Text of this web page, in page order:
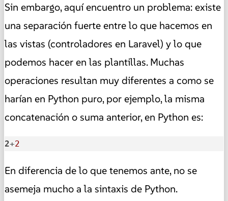
Sin embargo, aquí encuentro un problema: existe
una separación fuerte entre lo que hacemos en
las vistas (controladores en Laravel) y lo que
podemos hacer en las plantillas. Muchas
operaciones resultan muy diferentes a como se
harían en Python puro, por ejemplo, la misma
concatenación o suma anterior, en Python es:
2+2
En diferencia de lo que tenemos ante, no se
asemeja mucho a la sintaxis de Python.